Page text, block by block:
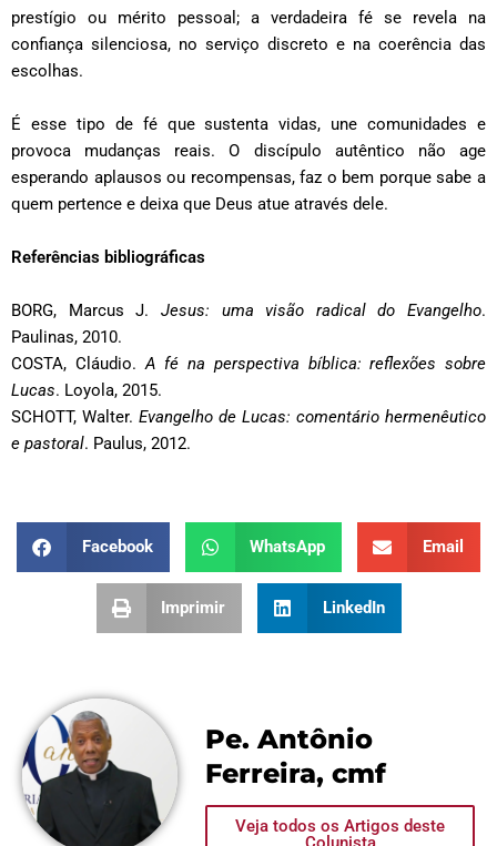
prestígio ou mérito pessoal; a verdadeira fé se revela na
confiança silenciosa, no serviço discreto e na coerência das
escolhas.
É esse tipo de fé que sustenta vidas, une comunidades e
provoca mudanças reais. O discípulo autêntico não age
esperando aplausos ou recompensas, faz o bem porque sabe a
quem pertence e deixa que Deus atue através dele.
Referências bibliográficas
BORG, Marcus J. Jesus: uma visão radical do Evangelho.
Paulinas, 2010.
COSTA, Cláudio. A fé na perspectiva bíblica: reflexões sobre
Lucas. Loyola, 2015.
SCHOTT, Walter. Evangelho de Lucas: comentário hermenêutico
e pastoral. Paulus, 2012.
Facebook WhatsApp Email
Imprimir LinkedIn
Pe. Antônio
Ferreira, cmf
Veja todos os Artigos deste